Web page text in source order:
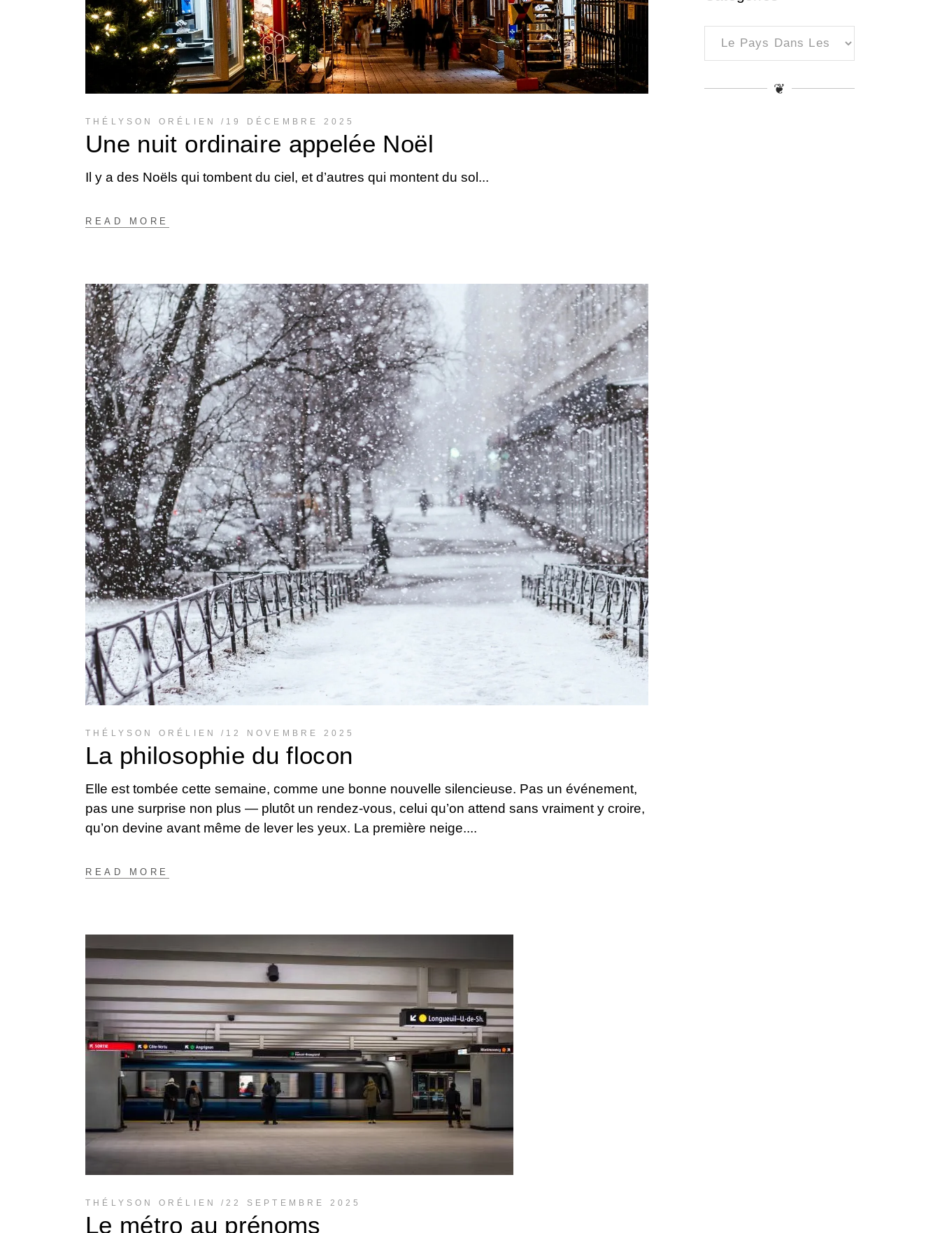
THÉLYSON ORÉLIEN 19 DÉCEMBRE 2025
Une nuit ordinaire appelée Noël
Il y a des Noëls qui tombent du ciel, et d’autres qui montent du sol
READ MORE
THÉLYSON ORÉLIEN 12 NOVEMBRE 2025
La philosophie du flocon
Elle est tombée cette semaine, comme une bonne nouvelle silencieuse. Pas un événement,
pas une surprise non plus — plutôt un rendez-vous, celui qu’on attend sans vraiment y croire,
qu’on devine avant même de lever les yeux. La première neige.
READ MORE
THÉLYSON ORÉLIEN 22 SEPTEMBRE 2025
Le métro au prénoms
Catégories
❦